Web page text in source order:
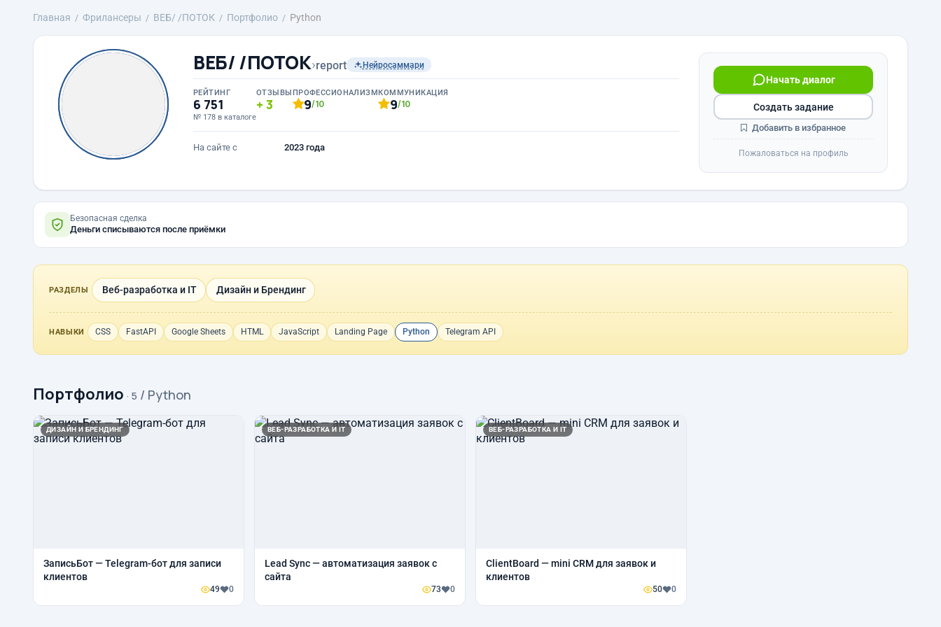
Главная Фрилансеры ВЕБ/ /ПОТОК Портфолио Python
ВЕБ/ /ПОТОК›report Нейросаммари
РЕЙТИНГ
6 751
№ 178 в каталоге
ОТЗЫВЫ
3
ПРОФЕССИОНАЛИЗМ
9/10
КОММУНИКАЦИЯ
9/10
На сайте с 2023 года
Начать диалог
Создать задание
Добавить в избранное
Пожаловаться на профиль
Безопасная сделка
Деньги списываются после приёмки
РАЗДЕЛЫ Веб-разработка и IT Дизайн и Брендинг
НАВЫКИ CSS FastAPI Google Sheets HTML JavaScript Landing Page Python Telegram API
Портфолио · 5 / Python
ДИЗАЙН И БРЕНДИНГ
ЗаписьБот — Telegram-бот для записи
клиентов
49 0
ВЕБ-РАЗРАБОТКА И IT
Lead Sync — автоматизация заявок с
сайта
73 0
ВЕБ-РАЗРАБОТКА И IT
ClientBoard — mini CRM для заявок и
клиентов
50 0